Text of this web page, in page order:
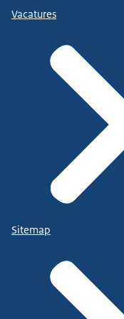
Vacatures
Sitemap